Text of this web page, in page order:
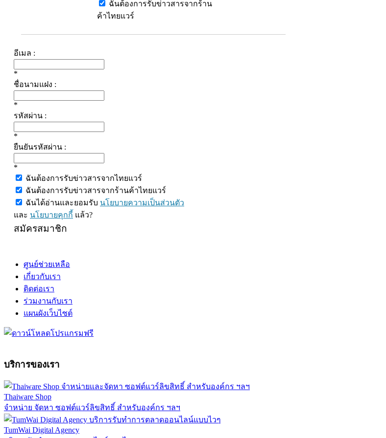
ฉันต้องการรับข่าวสารจากร้าน
ค้าไทยแวร์
อีเมล :
*
ชื่อนามแฝง :
*
รหัสผ่าน :
*
ยืนยันรหัสผ่าน :
*
ฉันต้องการรับข่าวสารจากไทยแวร์
ฉันต้องการรับข่าวสารจากร้านค้าไทยแวร์
ฉันได้อ่านและยอมรับ นโยบายความเป็นส่วนตัว
และ นโยบายคุกกี้ แล้ว?
สมัครสมาชิก
ศูนย์ช่วยเหลือ
เกี่ยวกับเรา
ติดต่อเรา
ร่วมงานกับเรา
แผนผังเว็บไซต์
บริการของเรา
Thaiware Shop
จำหน่าย จัดหา ซอฟต์แวร์ลิขสิทธิ์ สำหรับองค์กร ฯลฯ
TumWai Digital Agency